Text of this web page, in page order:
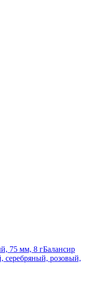
75 мм, 8 гБалансир
серебряный, розовый,